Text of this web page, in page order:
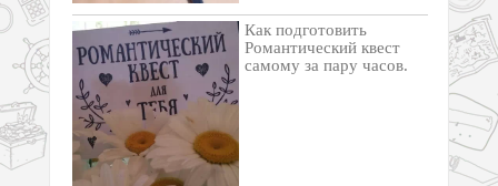
Как подготовить
Романтический квест
самому за пару часов.